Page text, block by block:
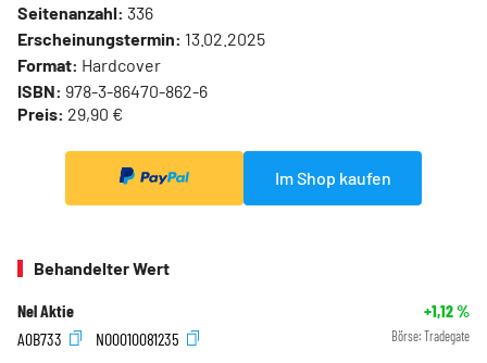
Seitenanzahl: 336
Erscheinungstermin: 13.02.2025
Format: Hardcover
ISBN: 978-3-86470-862-6
Preis: 29,90 €
Im Shop kaufen
Behandelter Wert
Nel Aktie +1,12%
A0B733
NO0010081235 Börse: Tradegate